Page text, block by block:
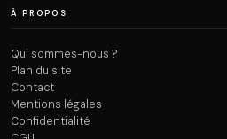
À PROPOS
Qui sommes-nous ?
Plan du site
Contact
Mentions légales
Confidentialité